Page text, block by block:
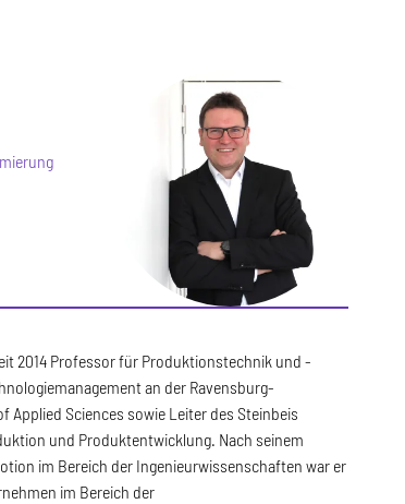
2014 Professor für Produktionstechnik und -
an der Ravensburg-
Applied Sciences sowie Leiter des Steinbeis
und Produktentwicklung. Nach seinem
im Bereich der Ingenieurwissenschaften war er
im Bereich der